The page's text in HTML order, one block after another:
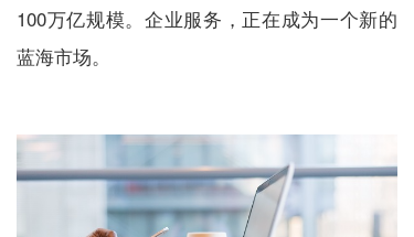
100万亿规模。企业服务，正在成为一个新的
蓝海市场。